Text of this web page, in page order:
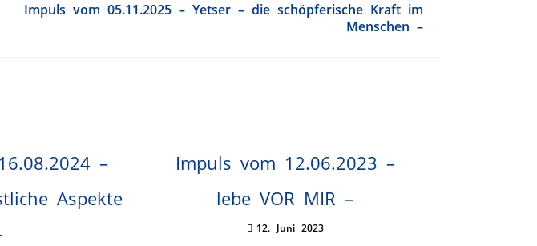
Impuls vom 05.11.2025 – Yetser – die schöpferische Kraft im
Menschen –
–
Aspekte
Impuls vom 12.06.2023 –
lebe VOR MIR –
12. Juni 2023